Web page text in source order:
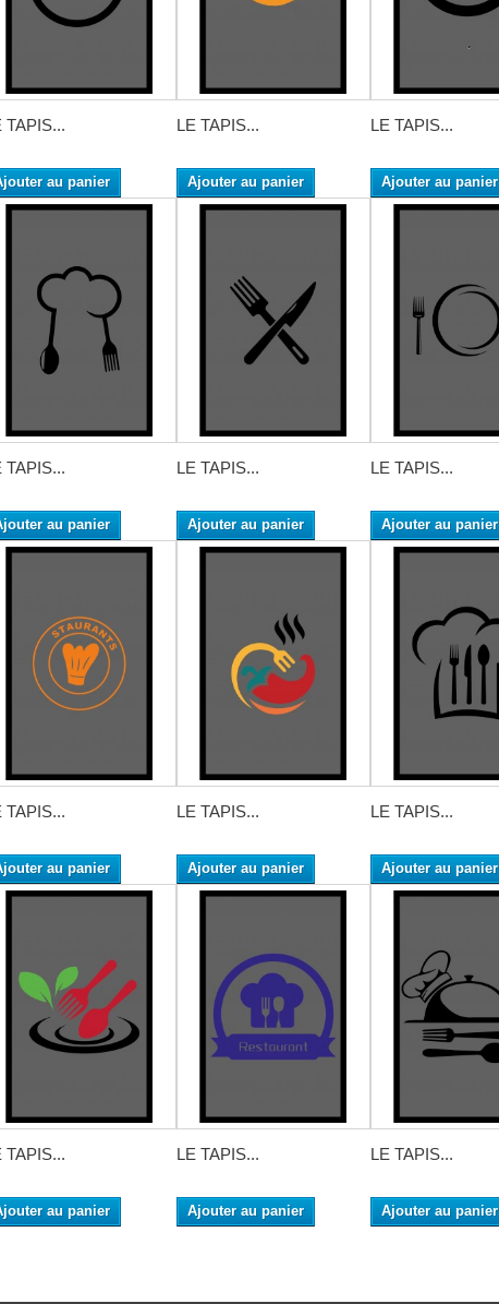
TAPIS...
au panier
LE TAPIS...
Ajouter au panier
LE TAPIS...
Ajouter au panier
TAPIS...
au panier
LE TAPIS...
Ajouter au panier
LE TAPIS...
Ajouter au panier
TAPIS...
au panier
LE TAPIS...
Ajouter au panier
LE TAPIS...
Ajouter au panier
TAPIS...
au panier
LE TAPIS...
Ajouter au panier
LE TAPIS...
Ajouter au panier